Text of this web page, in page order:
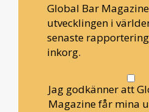
Global Bar
utvecklingen i
senaste
inkorg.
Jag godkänner att
Magazine får mina